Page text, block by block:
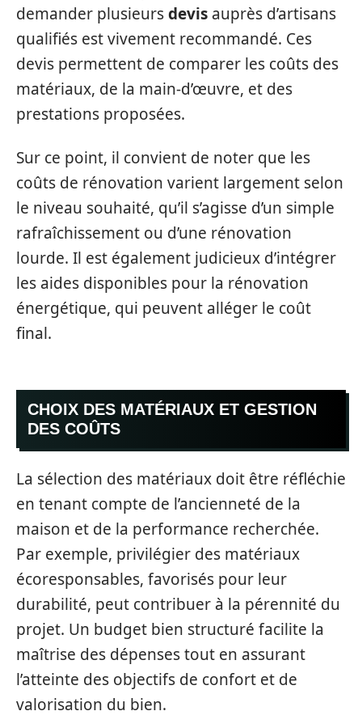
demander plusieursdevis auprès d’artisans
qualifiés est vivement recommandé. Ces
devis permettent de comparer les coûts des
matériaux, de la main-d’œuvre, et des
prestations proposées.
Sur ce point, il convient de noter que les
coûts de rénovation varient largement selon
le niveau souhaité, qu’il s’agisse d’un simple
rafraîchissement ou d’une rénovation
lourde. Il est également judicieux d’intégrer
les aides disponibles pour la rénovation
énergétique, qui peuvent alléger le coût
final.
CHOIX DES MATÉRIAUX ET GESTION
DES COÛTS
La sélection des matériaux doit être réfléchie
en tenant compte de l’ancienneté de la
maison et de la performance recherchée.
Par exemple, privilégier des matériaux
écoresponsables, favorisés pour leur
durabilité, peut contribuer à la pérennité du
projet. Un budget bien structuré facilite la
maîtrise des dépenses tout en assurant
l’atteinte des objectifs de confort et de
valorisation du bien.